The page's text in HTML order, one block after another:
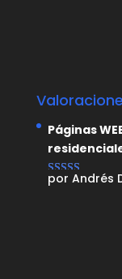
Páginas
Valorado con
por Andrés